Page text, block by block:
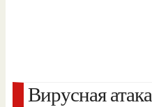
Вирусная атака